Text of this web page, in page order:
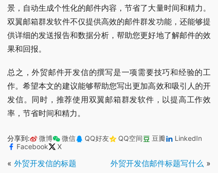
景，自动生成个性化的邮件内容，节省了大量时间和精力。
双翼邮箱群发软件不仅提供高效的邮件群发功能，还能够提
供详细的发送报告和数据分析，帮助您更好地了解邮件的效
果和回报。
总之，外贸邮件开发信的撰写是一项需要技巧和经验的工
作。希望本文的建议能够帮助您写出更加高效和吸引人的开
发信。同时，推荐使用双翼邮箱群发软件，以提高工作效
率，节省时间和精力。
分享到: 微博 微信 QQ好友 QQ空间 豆瓣
LinkedIn
Facebook
X
« 外贸开发信的标题 外贸开发信邮件标题写什么 »